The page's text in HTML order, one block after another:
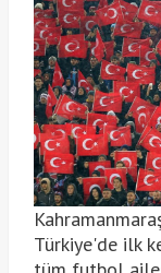
Türkiye'de ilk